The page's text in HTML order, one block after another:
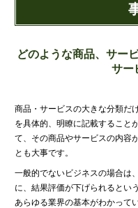
どのような商品、サー
サー
商品・サービスの大きな分類だ
を具体的、明瞭に記載すること
て、その商品やサービスの内容
とも大事です。
一般的でないビジネスの場合は
に、結果評価が下げられるとい
あらゆる業界の基本がわかって